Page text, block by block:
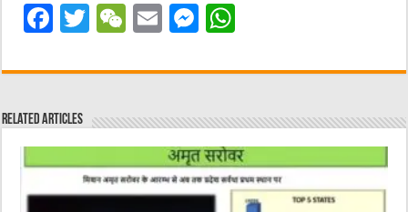
F
c
e
b
o
o
T
it
r
W
C
at
E
ai
M
ss
n
g
er
at
A
p
p
Related Articles